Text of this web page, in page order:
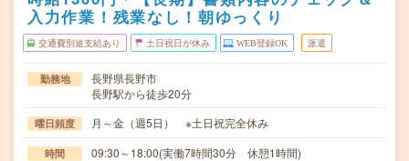
入力作業！残業なし！朝ゆっくり
交通費別途支給あり 土日祝日が休み WEB登録OK 派遣
勤務地
長野県長野市
長野駅から徒歩20分
曜日頻度 月～金（週5日） ※土日祝完全休み
時間 09:30～18:00(実働7時間30分 休憩1時間)